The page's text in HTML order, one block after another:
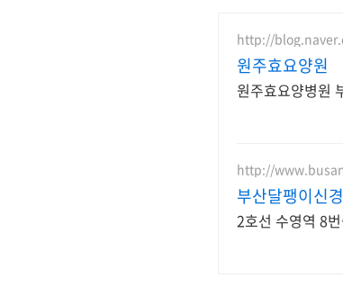
http://
원주효요양원
원주효요양병원
http://
부산달팽이신
2호선 수영역 8